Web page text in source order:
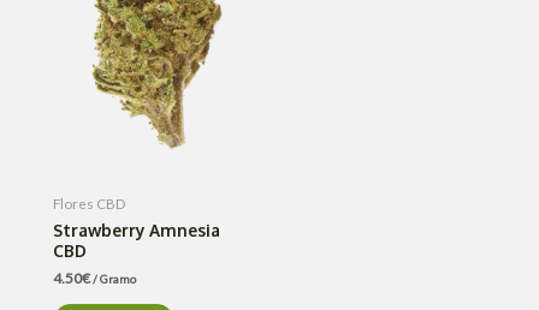
Flores CBD
Strawberry Amnesia
CBD
4.50€/ Gramo